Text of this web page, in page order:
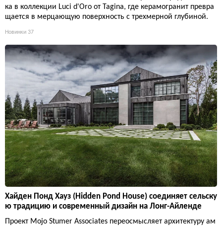
ка в коллекции Luci d'Oro от Tagina, где керамогранит превра
щается в мерцающую поверхность с трехмерной глубиной.
Новинки 37
Хайден Понд Хауз (Hidden Pond House) соединяет сельску
ю традицию и современный дизайн на Лонг-Айленде
Проект Mojo Stumer Associates переосмысляет архитектуру ам